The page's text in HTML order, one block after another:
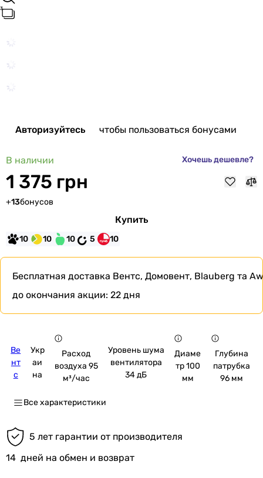
Авторизуйтесь чтобы пользоваться бонусами
В наличии Хочешь дешевле?
1 375 грн
+13бонусов
Купить
10 10 10 5 10
Бесплатная доставка Вентс, Домовент, Blauberg та
до окончания акции: 22 дня
Ве
нт
с
Укр
аи
на
Расход
воздуха 95
м³/час
Уровень шума
вентилятора
34 дБ
Диаме
тр 100
мм
Глубина
патрубка
96 мм
Все характеристики
5 лет гарантии от производителя
14 дней на обмен и возврат